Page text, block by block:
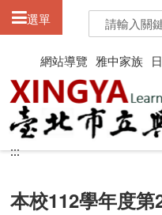
網站導覽 雅中家族
選單
:::
:::
本校112學年度